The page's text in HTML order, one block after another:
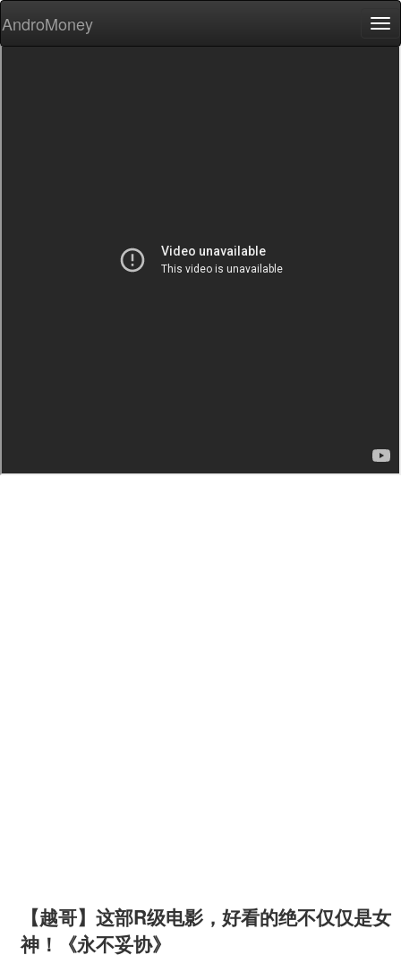
AndroMoney
【越哥】这部R级电影，好看的绝不仅仅是女
神！《永不妥协》